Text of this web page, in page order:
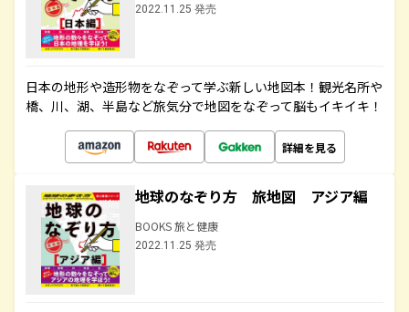
2022.11.25 発売
日本の地形や造形物をなぞって学ぶ新しい地図本！観光名所や
橋、川、湖、半島など旅気分で地図をなぞって脳もイキイキ！
詳細を見る
地球のなぞり方 旅地図 アジア編
BOOKS 旅と健康
2022.11.25 発売